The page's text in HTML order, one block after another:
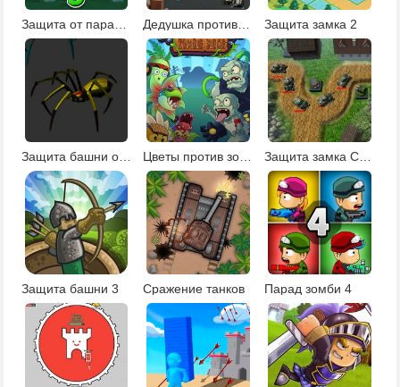
Защита от парада зомби 3 Дедушка против зомби Защита замка 2
Защита башни от пауков Цветы против зомби Защита замка Сталинград
Защита башни 3 Сражение танков Парад зомби 4